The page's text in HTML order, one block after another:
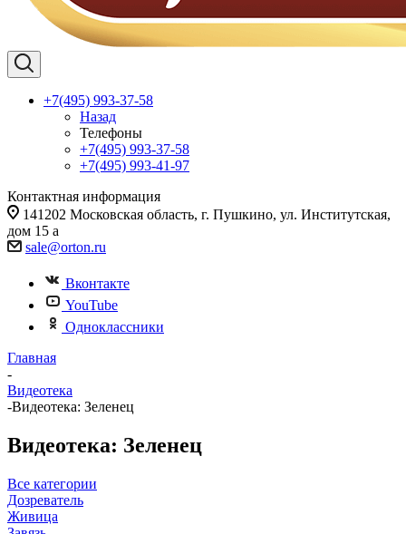
+7(495) 993-37-58
Назад
Телефоны
+7(495) 993-37-58
+7(495) 993-41-97
Контактная информация
141202 Московская область, г. Пушкино, ул. Институтская,
дом 15 а
sale@orton.ru
Вконтакте
YouTube
Одноклассники
Главная
-
Видеотека
-Видеотека: Зеленец
Видеотека: Зеленец
Все категории
Дозреватель
Живица